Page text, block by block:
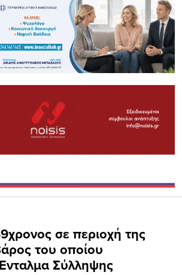
σε περιοχή της
του οποίου
Σύλληψης